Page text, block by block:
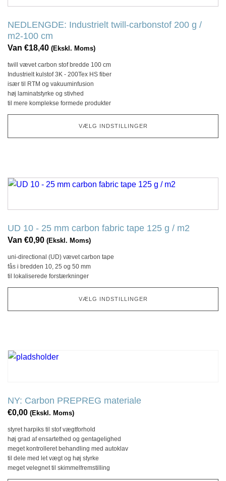
NEDLENGDE: Industrielt twill-carbonstof 200 g /
m2-100 cm
Van €18,40 (Ekskl. Moms)
twill vævet carbon stof bredde 100 cm
Industrielt kulstof 3K - 200Tex HS fiber
især til RTM og vakuuminfusion
høj laminatstyrke og stivhed
til mere komplekse formede produkter
VÆLG INDSTILLINGER
har
variationer.
Denne
kan
vælges
på
produktsiden
UD 10 - 25 mm carbon fabric tape 125 g / m2
Van €0,90 (Ekskl. Moms)
uni-directional (UD) vævet carbon tape
fås i bredden 10, 25 og 50 mm
til lokaliserede forstærkninger
VÆLG INDSTILLINGER
Dette
har
variationer.
mulighed
kan
produktsiden
NY: Carbon PREPREG materiale
€0,00 (Ekskl. Moms)
styret harpiks til stof vægtforhold
høj grad af ensartethed og gentagelighed
meget kontrolleret behandling med autoklav
til dele med let vægt og høj styrke
meget velegnet til skimmelfremstilling